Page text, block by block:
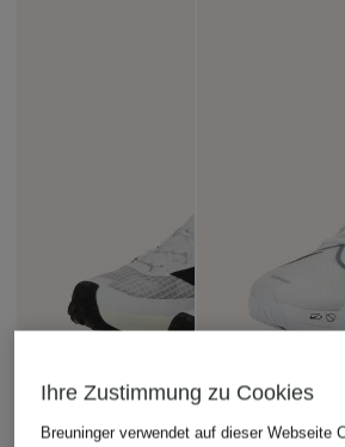
Ihre Zustimmung zu Cookies
Breuninger verwendet auf dieser Webseite